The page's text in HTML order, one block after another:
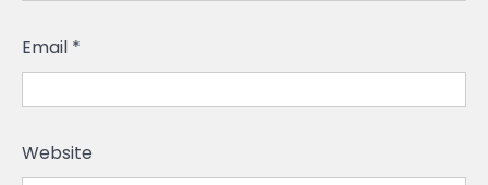
Email *
Website